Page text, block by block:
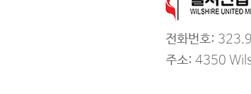
전화번호:
주소: 4350